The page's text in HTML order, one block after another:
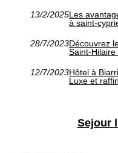
13/2/2025Les
à saint-
28/7/2023Découvrez
Saint-Hilaire
12/7/2023Hôtel à
Luxe et
Sejour